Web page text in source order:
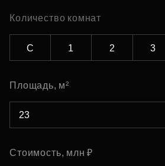
Количество комнат
С 1 2 3
Площадь, м²
Стоимость, млн ₽